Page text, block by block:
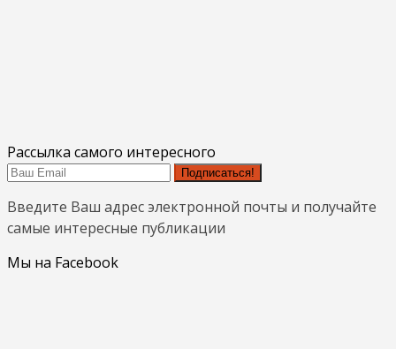
Рассылка самого интересного
Подписаться!
Введите Ваш адрес электронной почты и получайте
самые интересные публикации
Мы на Facebook